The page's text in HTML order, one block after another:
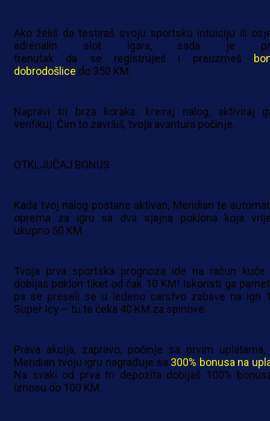
Ako želiš da testiraš svoju sportsku intuiciju ili
adrenalin slot igara, sada je
trenutak da se registruješ i preuzmeš
dobrodošlice do 350 KM.
Napravi tri brza koraka: kreiraj nalog, aktiviraj
verifikuj. Čim to završiš, tvoja avantura počinje.
OTKLJUČAJ BONUS
Kada tvoj nalog postane aktivan, Meridian te
oprema za igru sa dva sjajna poklona koja
ukupno 50 KM.
Tvoja prva sportska prognoza ide na račun kuće
dobijaš poklon tiket od čak 10 KM! Iskoristi ga
pa se preseli se u ledeno carstvo zabave na igri
Super Icy – tu te čeka 40 KM za spinove.
Prava akcija, zapravo, počinje sa prvim
Meridian tvoju igru nagrađuje sa 300% bonusa na
Na svaki od prva tri depozita dobijaš 100%
iznosu do 100 KM.